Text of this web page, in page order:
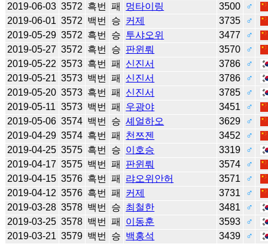
2019-06-03 3572 흑번 패 멍타이링 3500
♂
2019-06-01 3572 백번 승 커제 3735
♂
2019-05-29 3572 흑번 승 투샤오위 3477
♂
2019-05-27 3572 흑번 승 판윈뤄 3570
♂
2019-05-22 3573 흑번 패 신진서 3786
♂
2019-05-21 3573 백번 패 신진서 3786
♂
2019-05-20 3573 흑번 패 신진서 3785
♂
2019-05-11 3573 백번 패 우광야 3451
♂
2019-05-06 3574 백번 승 셰얼하오 3629
♂
2019-04-29 3574 흑번 패 천쯔젠 3452
♂
2019-04-25 3575 흑번 승 이호승 3319
♂
2019-04-17 3575 백번 패 판윈뤄 3574
♂
2019-04-15 3576 흑번 패 랴오위안허 3571
♂
2019-04-12 3576 흑번 패 커제 3731
♂
2019-03-28 3578 백번 승 최철한 3481
♂
2019-03-25 3578 백번 패 이동훈 3593
♂
2019-03-21 3579 백번 승 백홍석 3439
♂